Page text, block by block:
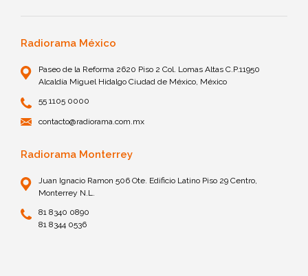
Radiorama México
Paseo de la Reforma 2620 Piso 2 Col. Lomas Altas C.P.11950
Alcaldía Miguel Hidalgo Ciudad de México, México
55 1105 0000
contacto@radiorama.com.mx
Radiorama Monterrey
Juan Ignacio Ramon 506 Ote. Edificio Latino Piso 29 Centro,
Monterrey N.L.
81 8340 0890
81 8344 0536